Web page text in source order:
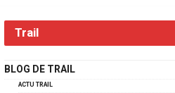
Trail
BLOG DE TRAIL
ACTU TRAIL